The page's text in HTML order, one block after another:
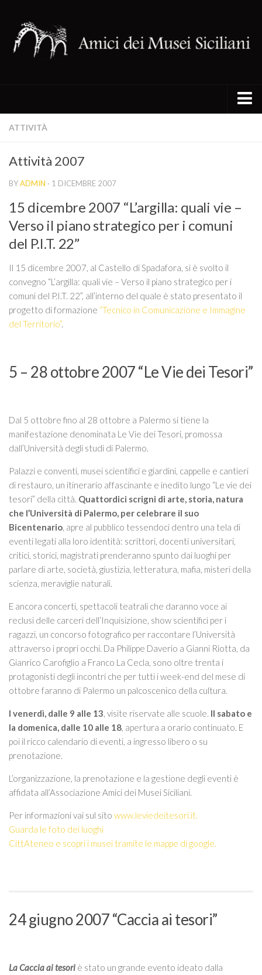
I siti del circuito
Chiesa di Santa Maria del Piliere
Oratorio di San Lorenzo
Oratorio di San Mercurio
Palazzo Alliata di Pietratagliata
Palazzo Gangi
Itinerari
ART STUDIO VISIT
Stage
Donazioni
ATTIVITÀ
Attività 2007
BYADMIN · 1 DICEMBRE 2007
15 dicembre 2007 “L’argilla: quali vie –
Verso il piano strategico per i comuni
del P.I.T. 22”
Il 15 dicembre 2007, al Castello di Spadafora, si è svolto il
convegno “L’argilla: quali vie – Verso il piano strategico per i
comuni del P.I.T. 22”, all’interno del quale è stato presentato il
progetto di formazione “Tecnico in Comunicazione e Immagine
del Territorio”.
5 – 28 ottobre 2007 “Le Vie dei Tesori”
Dal 5 ottobre fino al 28 ottobre a Palermo si tiene la
manifestazione denominata Le Vie dei Tesori, promossa
dall’Università degli studi di Palermo.
Palazzi e conventi, musei scientifici e giardini, cappelle e cantieri
di restauro, un itinerario affascinante e inedito lungo “Le vie dei
tesori” della città. Quattordici scrigni di arte, storia, natura
che l’Università di Palermo, per celebrare il suo
Bicentenario , apre al pubblico tessendoci dentro una tela di
eventi legati alla loro identità: scrittori, docenti universitari,
critici, storici, magistrati prenderanno spunto dai luoghi per
parlare di arte, società, giustizia, letteratura, mafia, misteri della
scienza, meraviglie naturali.
E ancora concerti, spettacoli teatrali che daranno voce ai
reclusi delle carceri dell’Inquisizione, show scientifici per i
ragazzi, un concorso fotografico per raccontare l’Università
attraverso i propri occhi. Da Philippe Daverio a Gianni Riotta, da
Gianrico Carofiglio a Franco La Cecla, sono oltre trenta i
protagonisti degli incontri che per tutti i week-end del mese di
ottobre faranno di Palermo un palcoscenico della cultura.
I venerdì, dalle 9 alle 13 , visite riservate alle scuole. Il sabato e
la domenica, dalle 10 alle 18 , apertura a orario continuato. E
poi il ricco calendario di eventi, a ingresso libero o su
prenotazione.
L’organizzazione, la prenotazione e la gestione degli eventi è
affidata all’Associazione Amici dei Musei Siciliani.
Per informazioni vai sul sito www.leviedeitesori.it.
Guarda le foto dei luoghi
CittAteneo e scopri i musei tramite le mappe di google.
24 giugno 2007 “Caccia ai tesori”
La Caccia ai tesori è stato un grande evento ideato dalla